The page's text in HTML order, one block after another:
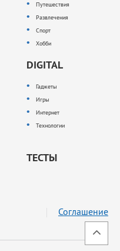
Путешествия
Развлечения
Спорт
Хобби
DIGITAL
Гаджеты
Игры
Интернет
Технологии
ТЕСТЫ
Соглашение